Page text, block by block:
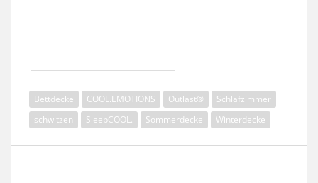
Bettdecke COOL.EMOTIONS Outlast®
Schlafzimmer
schwitzen
SleepCOOL. Sommerdecke Winterdecke